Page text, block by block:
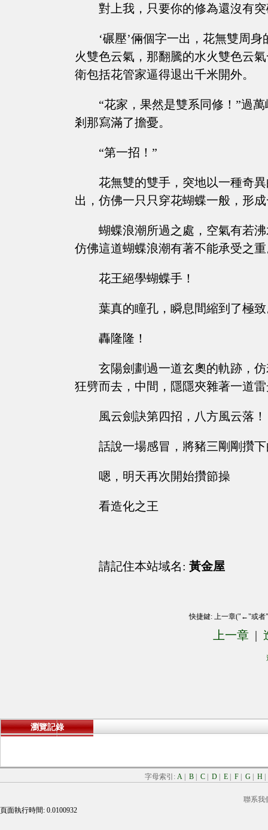
對上我，只要你的修為還沒有
‘碾壓’倆個字一出，花無雙周
火雙色云氣，那翻騰的水火雙色云
衛包括花管家逼得退出千米開外。
“花家，果然是雙系同修！”過
剎那寫滿了擔憂。
“第一招！”
花無雙的雙手，突地以一種奇
出，仿佛一只只穿花蝴蝶一般，形
蝴蝶浪潮所過之處，空氣有若
仿佛這道蝴蝶浪潮有著不能承受之
花王絕學蝴蝶手！
葉真的瞳孔，瞬息間縮到了極
轟隆隆！
玄陽劍劃過一道玄奧的軌跡，
狂劈而去，中間，隱隱夾雜著一道
風云劍訣第四招，八方風云落！
話說一場感冒，將豬三剛剛攢
嗯，明天再次開始攢節操
看造化之王
請記住本站域名: 黃金屋
快捷鍵: 上一章("←"或
上一章 |
瀏覽記錄
字母索引: A B C D E F G H
聯系我
頁面執行時間: 0.0100932